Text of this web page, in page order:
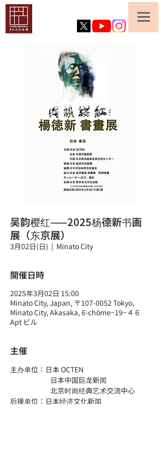
吴韵樱红——2025杨德新书画
展（东京展）
3月02日(日)
  |
Minato City
開催日時
2025年3月02日 15:00
Minato City, Japan, 〒107-0052 Tokyo,
Minato City, Akasaka, 6-chōme−19−４６
Apt ビル
主催
主办单位：日本 OCTEN
		日本中国巨龙新闻
		北京时尚经典艺术交流中心
后援单位：日本经济文化新闻